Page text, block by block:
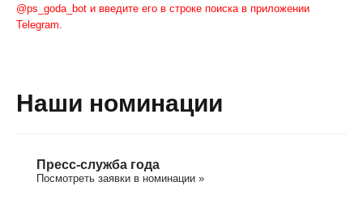
@ps_goda_bot и введите его в строке поиска в приложении
Telegram.
Наши номинации
Пресс-служба года
Посмотреть заявки в номинации »